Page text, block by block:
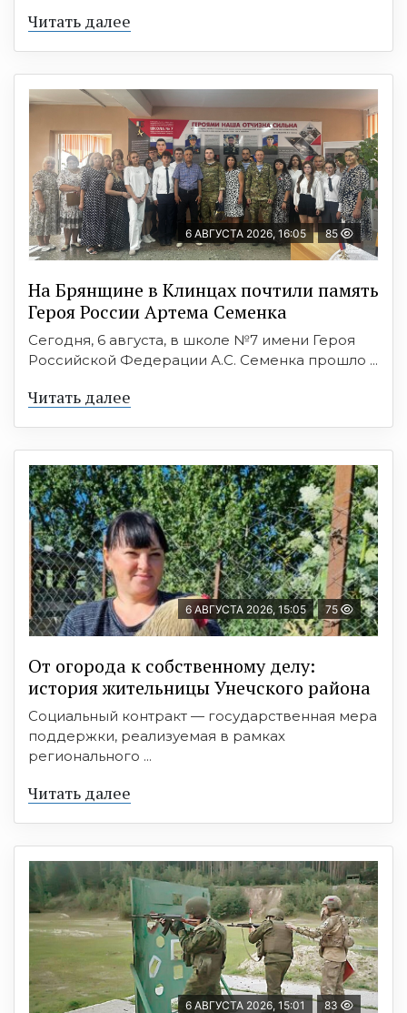
Читать далее
6 АВГУСТА 2026, 16:05 85
На Брянщине в Клинцах почтили память
Героя России Артема Семенка
Сегодня, 6 августа, в школе №7 имени Героя
Российской Федерации А.С. Семенка прошло ...
Читать далее
6 АВГУСТА 2026, 15:05 75
От огорода к собственному делу:
история жительницы Унечского района
Социальный контракт — государственная мера
поддержки, реализуемая в рамках
регионального ...
Читать далее
6 АВГУСТА 2026, 15:01 83